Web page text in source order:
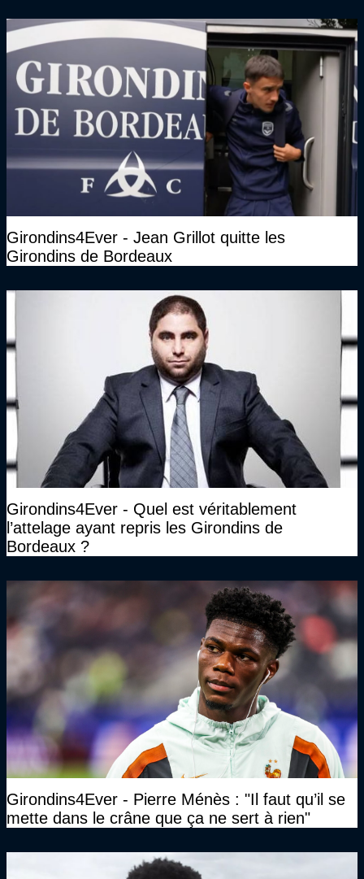
Girondins4Ever - Jean Grillot quitte les
Girondins de Bordeaux
Girondins4Ever - Quel est véritablement
l’attelage ayant repris les Girondins de
Bordeaux ?
Girondins4Ever - Pierre Ménès : "Il faut qu’il se
mette dans le crâne que ça ne sert à rien"